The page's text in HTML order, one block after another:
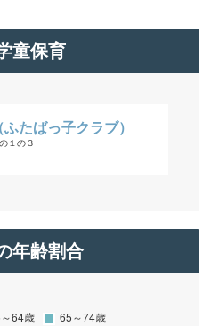
童保育
たばっ子クラブ）
１の３
年齢割合